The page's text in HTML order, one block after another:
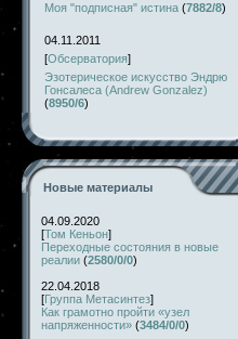
Моя "подписная" истина (7882/8)
04.11.2011
[Обсерватория]
Эзотерическое искусство Эндрю
Гонсалеса (Andrew Gonzalez)
(8950/6)
Новые материалы
04.09.2020
[Том Кеньон]
Переходные состояния в новые
реалии (2580/0/0)
22.04.2018
[Группа Метасинтез]
Как грамотно пройти «узел
напряженности» (3484/0/0)